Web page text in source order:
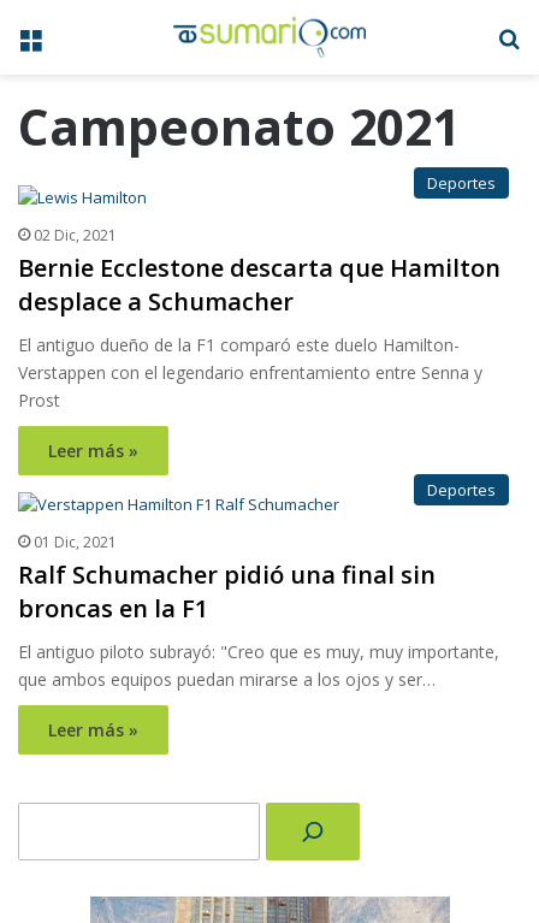
Menú
Campeonato 2021
Deportes
02 Dic, 2021
Bernie Ecclestone descarta que Hamilton
desplace a Schumacher
El antiguo dueño de la F1 comparó este duelo Hamilton-
Verstappen con el legendario enfrentamiento entre Senna y
Prost
Leer más »
Deportes
01 Dic, 2021
Ralf Schumacher pidió una final sin
broncas en la F1
El antiguo piloto subrayó: "Creo que es muy, muy importante,
que ambos equipos puedan mirarse a los ojos y ser…
Leer más »